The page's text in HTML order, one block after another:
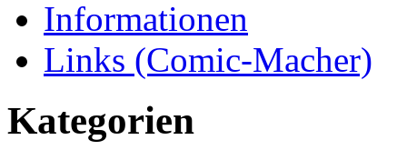
Informationen
Links (Comic-Macher)
Kategorien